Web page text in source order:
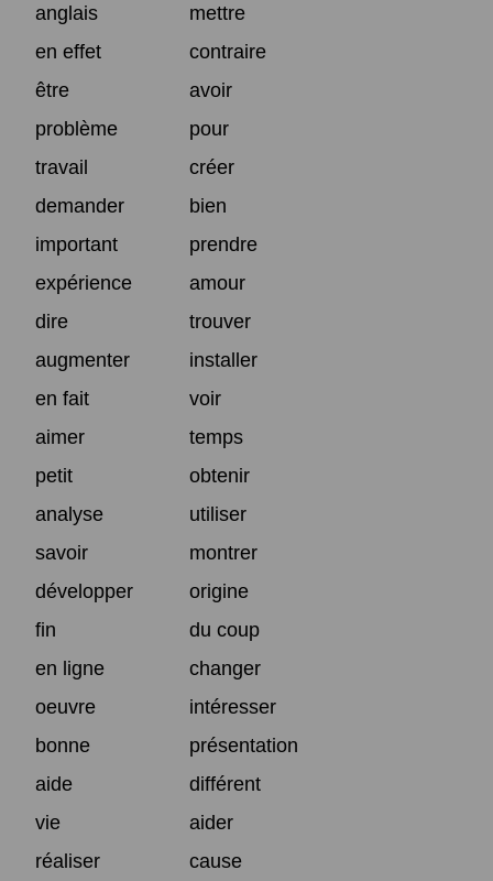
anglais
mettre
en effet
contraire
être
avoir
problème
pour
travail
créer
demander
bien
important
prendre
expérience
amour
dire
trouver
augmenter
installer
en fait
voir
aimer
temps
petit
obtenir
analyse
utiliser
savoir
montrer
développer
origine
fin
du coup
en ligne
changer
oeuvre
intéresser
bonne
présentation
aide
différent
vie
aider
réaliser
cause